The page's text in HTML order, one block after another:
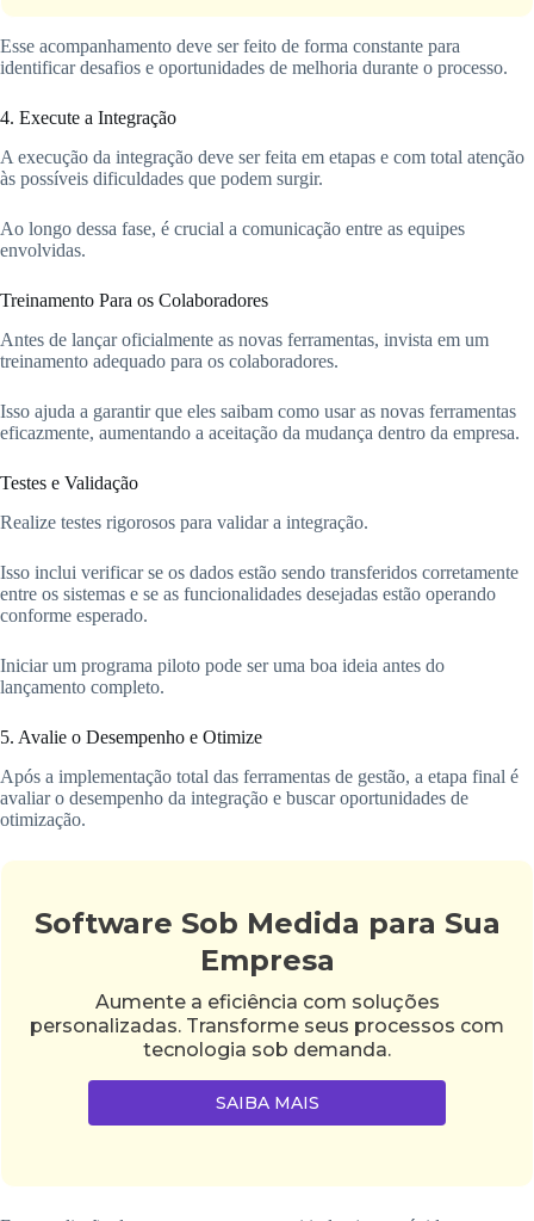
Esse acompanhamento deve ser feito de forma constante para
identificar desafios e oportunidades de melhoria durante o processo.
4. Execute a Integração
A execução da integração deve ser feita em etapas e com total atenção
às possíveis dificuldades que podem surgir.
Ao longo dessa fase, é crucial a comunicação entre as equipes
envolvidas.
Treinamento Para os Colaboradores
Antes de lançar oficialmente as novas ferramentas, invista em um
treinamento adequado para os colaboradores.
Isso ajuda a garantir que eles saibam como usar as novas ferramentas
eficazmente, aumentando a aceitação da mudança dentro da empresa.
Testes e Validação
Realize testes rigorosos para validar a integração.
Isso inclui verificar se os dados estão sendo transferidos corretamente
entre os sistemas e se as funcionalidades desejadas estão operando
conforme esperado.
Iniciar um programa piloto pode ser uma boa ideia antes do
lançamento completo.
5. Avalie o Desempenho e Otimize
Após a implementação total das ferramentas de gestão, a etapa final é
avaliar o desempenho da integração e buscar oportunidades de
otimização.
Software Sob Medida para Sua
Empresa
Aumente a eficiência com soluções
personalizadas. Transforme seus processos com
tecnologia sob demanda.
SAIBA MAIS